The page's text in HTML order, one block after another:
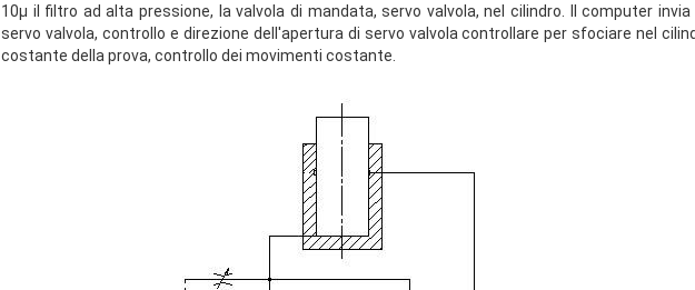
10μ il filtro ad alta pressione, la valvola di mandata, servo valvola, nel cilindro. Il computer
servo valvola, controllo e direzione dell'apertura di servo valvola controllare per sfociare nel
costante della prova, controllo dei movimenti costante.